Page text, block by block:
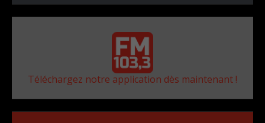
Téléchargez notre application dès maintenant !